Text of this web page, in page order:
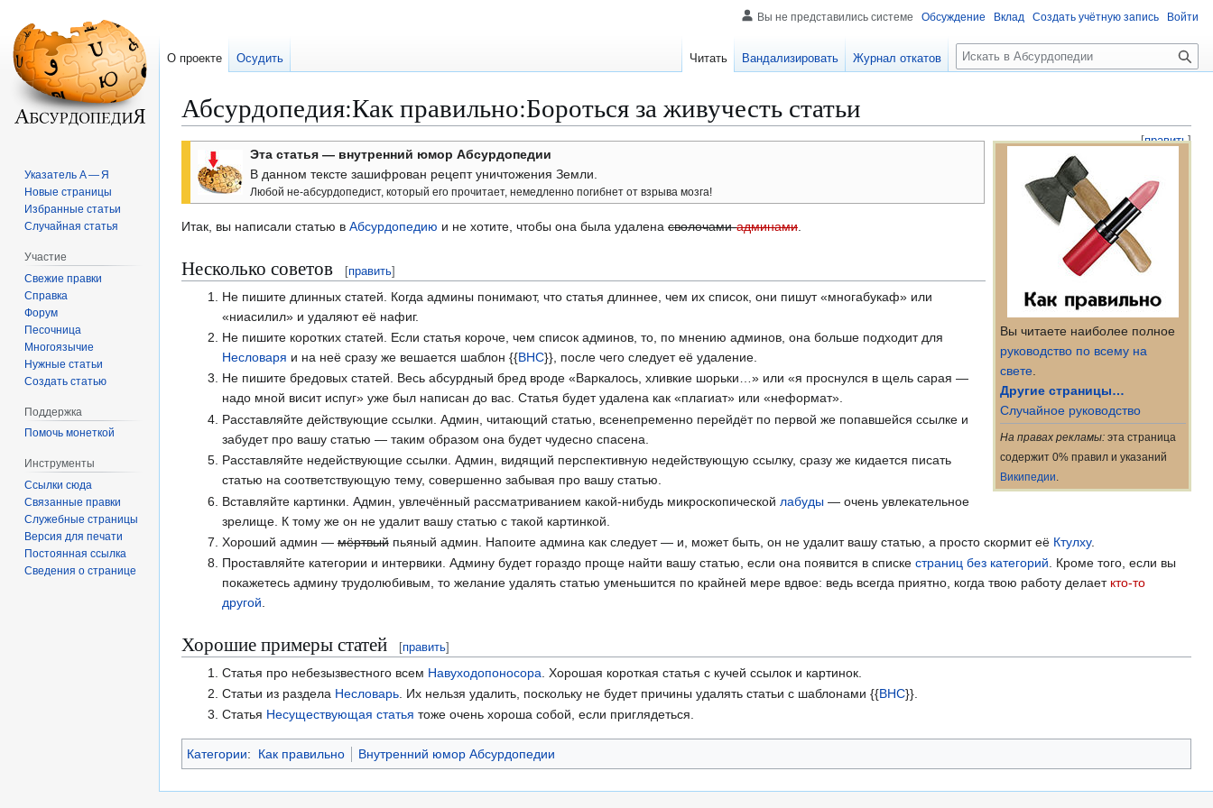
Абсурдопедия:Как правильно:Бороться за живучесть статьи
[править]
Перейти
навигации
Перейти
поиску
Вы читаете наиболее полное
руководство по всему на
свете.
Другие страницы…
Случайное руководство
На правах рекламы: эта страница
содержит 0% правил и указаний
Википедии
Эта статья — внутренний юмор Абсурдопедии
В данном тексте зашифрован рецепт уничтожения Земли.
Любой не-абсурдопедист, который его прочитает, немедленно погибнет от взрыва мозга!
Итак, вы написали статью в Абсурдопедию и не хотите, чтобы она была удалена сволочами-админами.
Несколько советов [править]
Не пишите длинных статей. Когда админы понимают, что статья длиннее, чем их список, они пишут «многабукаф» или
«ниасилил» и удаляют её нафиг.
Не пишите коротких статей. Если статья короче, чем список админов, то, по мнению админов, она больше подходит для
Несловаря и на неё сразу же вешается шаблон {{ВНС}}, после чего следует её удаление.
Не пишите бредовых статей. Весь абсурдный бред вроде «Варкалось, хливкие шорьки…» или «я проснулся в щель сарая —
надо мной висит испуг» уже был написан до вас. Статья будет удалена как «плагиат» или «неформат».
Расставляйте действующие ссылки. Админ, читающий статью, всенепременно перейдёт по первой же попавшейся ссылке и
забудет про вашу статью — таким образом она будет чудесно спасена.
Расставляйте недействующие ссылки. Админ, видящий перспективную недействующую ссылку, сразу же кидается писать
статью на соответствующую тему, совершенно забывая про вашу статью.
Вставляйте картинки. Админ, увлечённый рассматриванием какой-нибудь микроскопической лабуды— очень увлекательное
зрелище. К тому же он не удалит вашу статью с такой картинкой.
Хороший админ —мёртвыйпьяный админ. Напоите админа как следует — и, может быть, он не удалит вашу статью, а просто скормит её Ктулху.
Проставляйте категории и интервики. Админу будет гораздо проще найти вашу статью, если она появится в списке страниц без категорий. Кроме того, если вы
покажетесь админу трудолюбивым, то желание удалять статью уменьшится по крайней мере вдвое: ведь всегда приятно, когда твою работу делает кто-то
другой.
Хорошие примеры статей [править]
Статья про небезызвестного всем Навуходопоносора . Хорошая короткая статья с кучей ссылок и картинок.
Статьи из раздела Несловарь. Их нельзя удалить, поскольку не будет причины удалять статьи с шаблонами {{ВНС}}.
Статья Несуществующая статья тоже очень хороша собой, если приглядеться.
Категории: Как правильно Внутренний юмор Абсурдопедии
Вы не представились системе Обсуждение Вклад Создать учётную запись Войти
О проекте Осудить Читать Вандализировать Журнал откатов
П
о
к
Указатель А — Я
Новые страницы
Избранные статьи
Случайная статья
Участие
Свежие правки
Справка
Форум
Песочница
Многоязычие
Нужные статьи
Создать статью
Поддержка
Помочь монеткой
Инструменты
Ссылки сюда
Связанные правки
Служебные страницы
Версия для печати
Постоянная ссылка
Сведения о странице